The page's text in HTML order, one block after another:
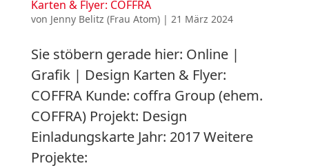
Karten & Flyer: COFFRA
von Jenny Belitz (Frau Atom)| 21 März 2024
Sie stöbern gerade hier: Online |
Grafik | Design Karten & Flyer:
COFFRA Kunde: coffra Group (ehem.
COFFRA) Projekt: Design
Einladungskarte Jahr: 2017 Weitere
Projekte: